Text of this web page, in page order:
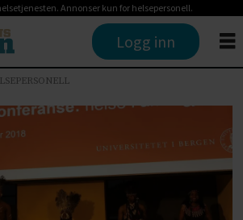
Annonser kun for helsepersonell.
Logg inn